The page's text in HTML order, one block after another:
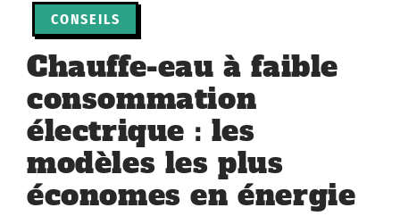
CONSEILS
Chauffe-eau à faible
consommation
électrique : les
modèles les plus
économes en énergie